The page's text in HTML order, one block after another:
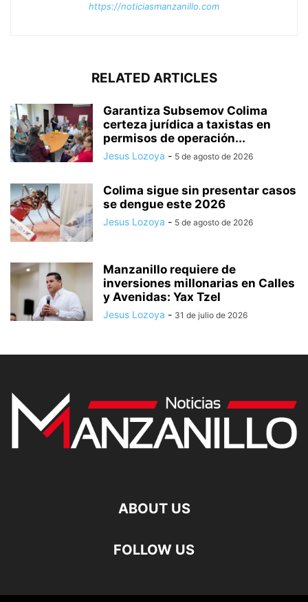
https://noticiasmanzanillo.com
RELATED ARTICLES
Garantiza Subsemov Colima
certeza jurídica a taxistas en
permisos de operación...
Jesus Lozoya - 5 de agosto de 2026
Colima sigue sin presentar casos
se dengue este 2026
Jesus Lozoya - 5 de agosto de 2026
Manzanillo requiere de
inversiones millonarias en Calles
y Avenidas: Yax Tzel
Jesus Lozoya - 31 de julio de 2026
ABOUT US
FOLLOW US